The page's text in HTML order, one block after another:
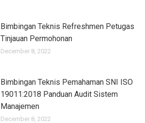
Bimbingan Teknis Refreshmen Petugas
Tinjauan Permohonan
December 8, 2022
Bimbingan Teknis Pemahaman SNI ISO
19011:2018 Panduan Audit Sistem
Manajemen
December 8, 2022